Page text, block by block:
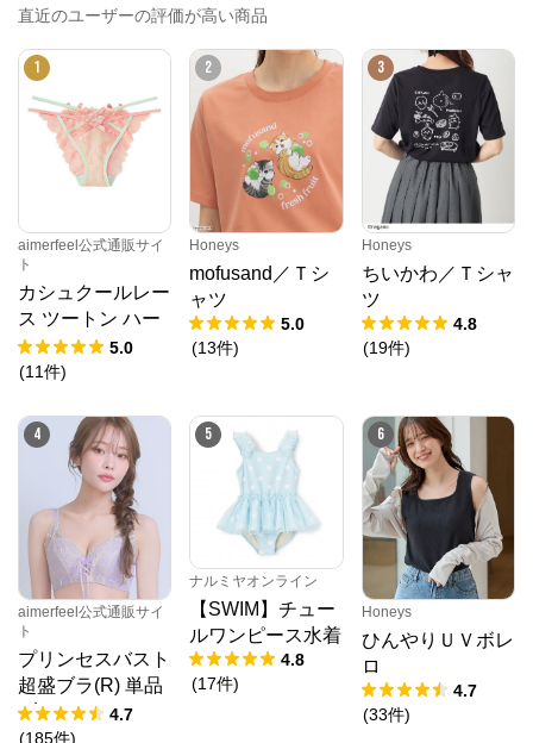
直近のユーザーの評価が高い商品
1
aimerfeel公式通販サイ
ト
カシュクールレー
ス ツートン ハー
フバックショーツ
5.0
(11件)
2
Honeys
mofusand／Ｔシ
ャツ
5.0
(13件)
3
Honeys
ちいかわ／Ｔシャ
ツ
4.8
(19件)
4
aimerfeel公式通販サイ
ト
プリンセスバスト
超盛ブラ(R) 単品
ブラジャー4.7
(185件)
5
ナルミヤオンライン
【SWIM】チュー
ルワンピース水着
4.8
(17件)
6
Honeys
ひんやりＵＶボレ
ロ
4.7
(33件)